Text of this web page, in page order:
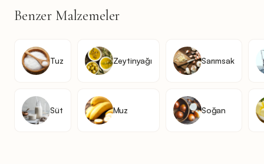
Benzer Malzemeler
Tuz Zeytinyağı Sarımsak
Süt Muz Soğan